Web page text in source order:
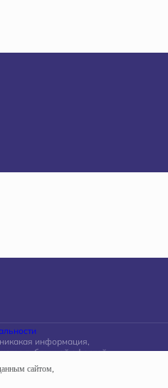
информация,
публичной офертой,
Федерации.
сайтом,